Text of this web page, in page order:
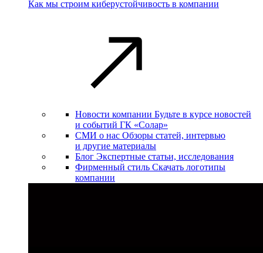
Как мы строим киберустойчивость в компании
Новости компании Будьте в курсе новостей
и событий ГК «Солар»
СМИ о нас Обзоры статей, интервью
и другие материалы
Блог Экспертные статьи, исследования
Фирменный стиль Скачать логотипы
компании